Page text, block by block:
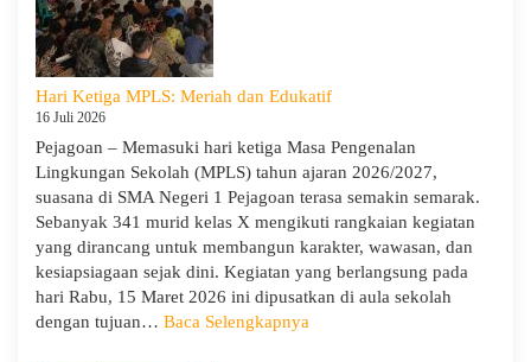
Provinsi
dan
Cabang
Dinas
Pendidikan
Wilayah
IX
Hari Ketiga MPLS: Meriah dan Edukatif
16 Juli 2026
Pejagoan – Memasuki hari ketiga Masa Pengenalan
Lingkungan Sekolah (MPLS) tahun ajaran 2026/2027,
suasana di SMA Negeri 1 Pejagoan terasa semakin semarak.
Sebanyak 341 murid kelas X mengikuti rangkaian kegiatan
yang dirancang untuk membangun karakter, wawasan, dan
kesiapsiagaan sejak dini. Kegiatan yang berlangsung pada
hari Rabu, 15 Maret 2026 ini dipusatkan di aula sekolah
dengan tujuan… Baca Selengkapnya